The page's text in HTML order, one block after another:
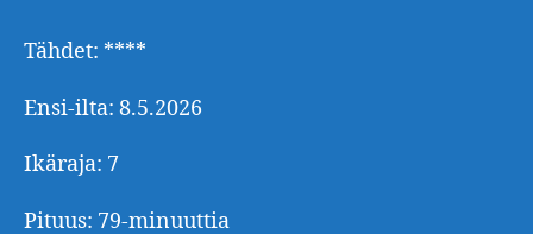
Tähdet: ****
Ensi-ilta: 8.5.2026
Ikäraja: 7
Pituus: 79-minuuttia